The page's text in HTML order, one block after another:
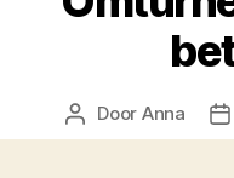
Berichtauteur
Door Anna